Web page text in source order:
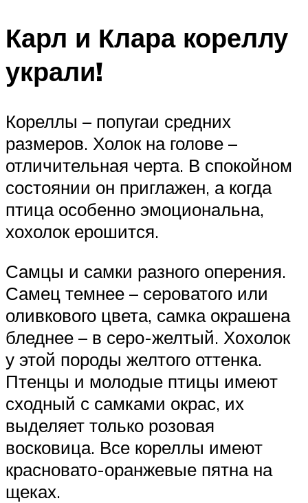
Карл и Клара кореллу
украли!
Кореллы – попугаи средних
размеров. Холок на голове –
отличительная черта. В спокойном
состоянии он приглажен, а когда
птица особенно эмоциональна,
хохолок ерошится.
Самцы и самки разного оперения.
Самец темнее – сероватого или
оливкового цвета, самка окрашена
бледнее – в серо-желтый. Хохолок
у этой породы желтого оттенка.
Птенцы и молодые птицы имеют
сходный с самками окрас, их
выделяет только розовая
восковица. Все кореллы имеют
красновато-оранжевые пятна на
щеках.